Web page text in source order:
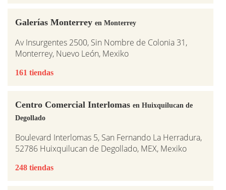
Galerías Monterrey en Monterrey
Av Insurgentes 2500, Sin Nombre de Colonia 31,
Monterrey, Nuevo León, Mexiko
161 tiendas
Centro Comercial Interlomas en Huixquilucan de
Degollado
Boulevard Interlomas 5, San Fernando La Herradura,
52786 Huixquilucan de Degollado, MEX, Mexiko
248 tiendas